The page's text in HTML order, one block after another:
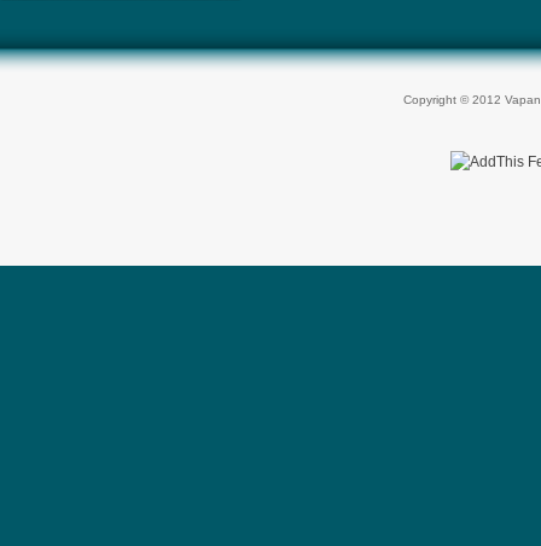
Copyright © 2012